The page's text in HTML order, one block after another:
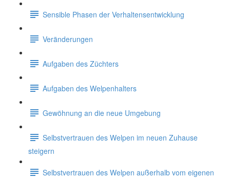
Sensible Phasen der Verhaltensentwicklung
Veränderungen
Aufgaben des Züchters
Aufgaben des Welpenhalters
Gewöhnung an die neue Umgebung
Selbstvertrauen des Welpen im neuen Zuhause
steigern
Selbstvertrauen des Welpen außerhalb vom eigenen